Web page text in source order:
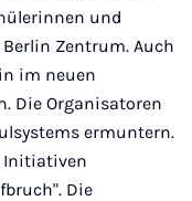
und
Zentrum. Auch
im neuen
Die Organisatoren
ermuntern.
Initiativen
Die